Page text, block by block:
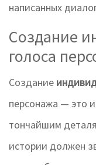
написанных
Создание
голоса
Создание
персонажа — это
тончайшим
истории должен